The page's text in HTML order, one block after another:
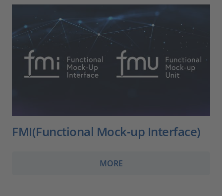
FMI(Functional Mock-up Interface)
MORE